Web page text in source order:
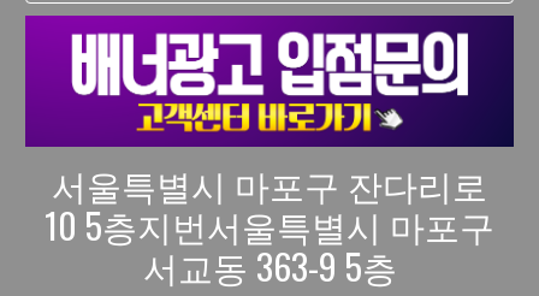
서울특별시 마포구 잔다리로
10 5층지번서울특별시 마포구
서교동 363-9 5층